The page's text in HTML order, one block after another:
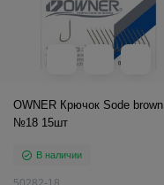
OWNER Крючок Sode brown
№18 15шт
В наличии